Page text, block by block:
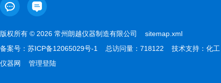
版权所有 © 2026 常州朗越仪器制造有限公司 sitemap.xml
备案号： 苏ICP备12065029号-1 总访问量：718122 技术支持： 化工
仪器网
管理登陆